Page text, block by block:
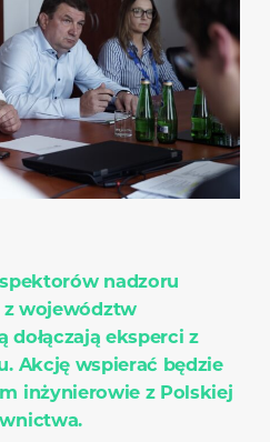
nadzoru
województw
eksperci z
Akcję wspierać będzie
inżynierowie z Polskiej